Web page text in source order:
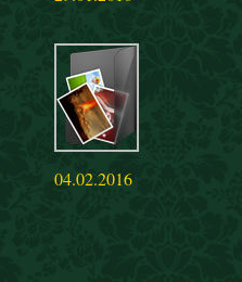
04.02.2016